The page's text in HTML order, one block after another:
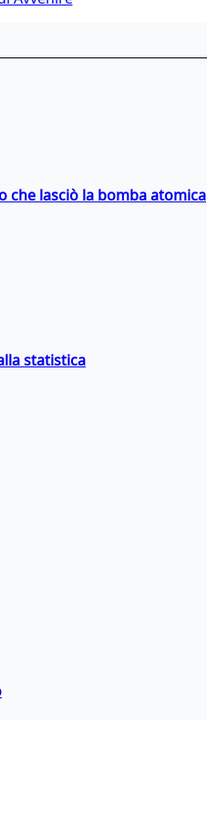
che lasciò la bomba atomica
statistica